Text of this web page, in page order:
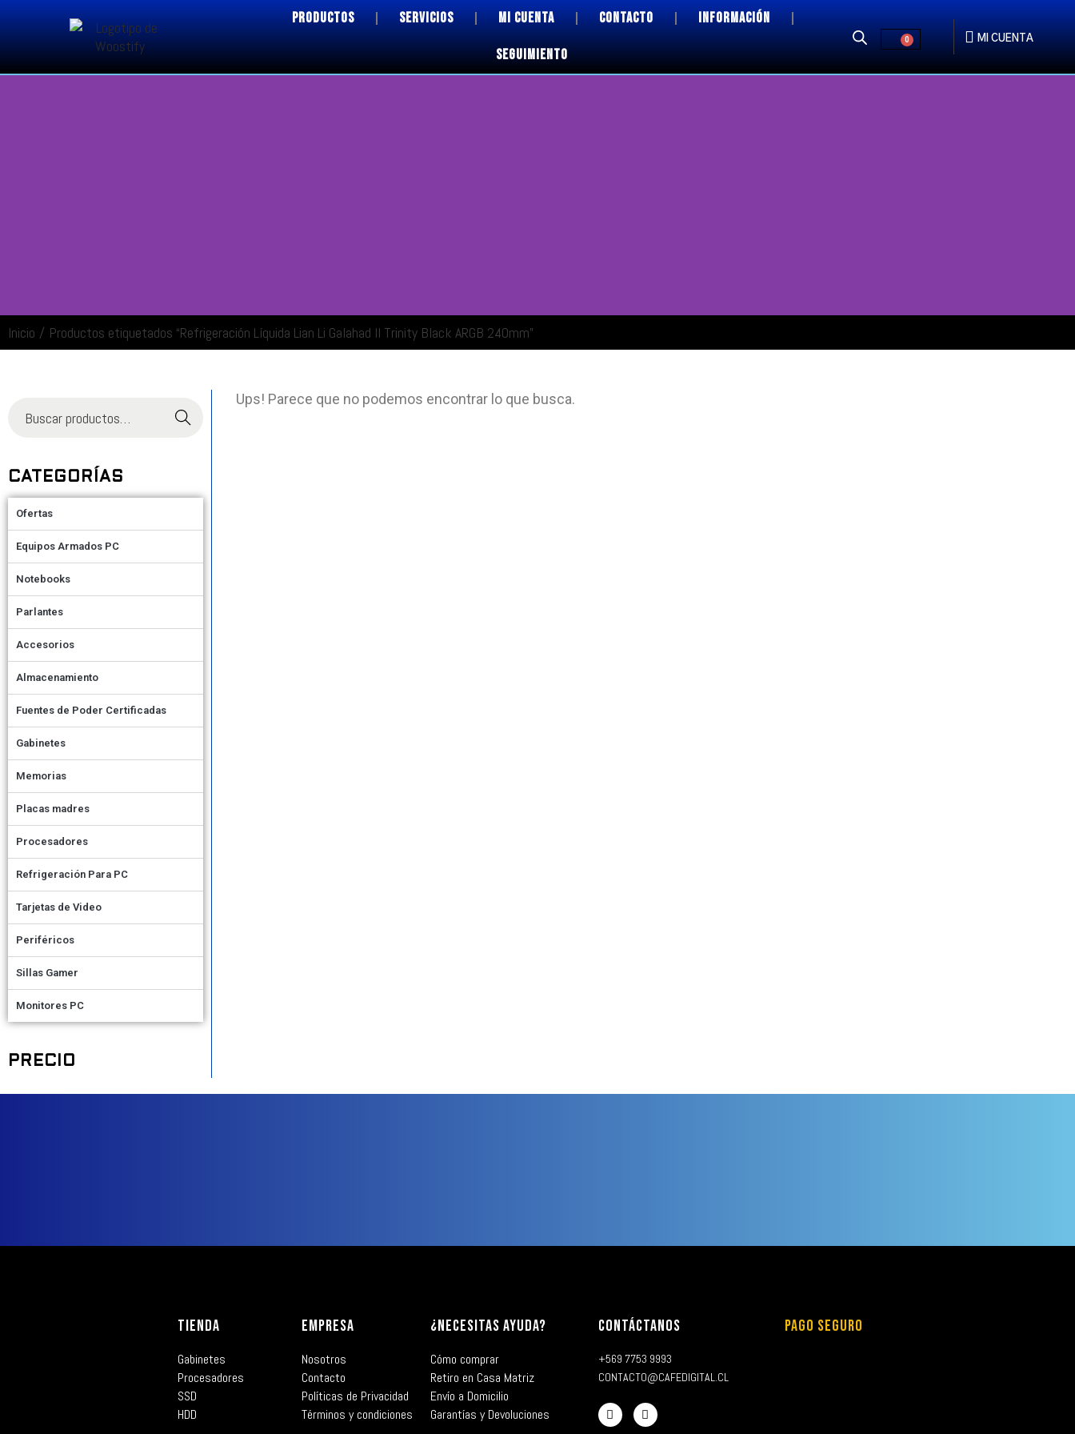
PRODUCTOS SERVICIOS MI CUENTA CONTACTO INFORMACIÓN
SEGUIMIENTO
0 MI CUENTA
ENTRAR
Inicio / Productos etiquetados “Refrigeración Líquida Lian Li Galahad II Trinity Black ARGB 240mm”
Buscar
CATEGORÍAS
Ofertas
Equipos Armados PC
Notebooks
Parlantes
Accesorios
Almacenamiento
Fuentes de Poder Certificadas
Gabinetes
Memorias
Placas madres
Procesadores
Refrigeración Para PC
Tarjetas de Video
Periféricos
Sillas Gamer
Monitores PC
PRECIO
Ups! Parece que no podemos encontrar lo que busca.
TIENDA
Gabinetes
Procesadores
SSD
HDD
EMPRESA
Nosotros
Contacto
Políticas de Privacidad
Términos y condiciones
¿NECESITAS AYUDA?
Cómo comprar
Retiro en Casa Matriz
Envío a Domicilio
Garantías y Devoluciones
CONTÁCTANOS
+569 7753 9993
CONTACTO@CAFEDIGITAL.CL
PAGO SEGURO